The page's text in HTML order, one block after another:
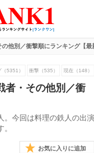
他別／衝撃順にランキング【最
5351） 衝撃（535） 現在（148）
者・その他別／衝
。今回は料理の鉄人の出演
お気に入りに追加